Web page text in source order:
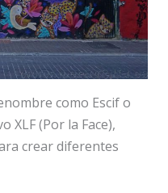
como Escif o
XLF (Por la Face),
crear diferentes